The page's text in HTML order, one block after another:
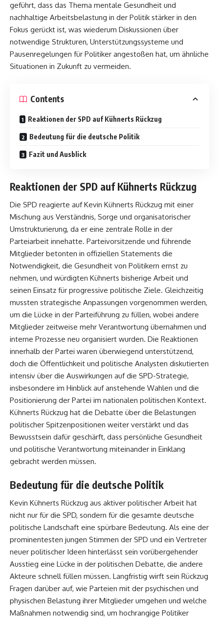
geführt, dass das Thema mentale Gesundheit und
nachhaltige Arbeitsbelastung in der Politik stärker in den
Fokus gerückt ist, was wiederum Diskussionen über
notwendige Strukturen, Unterstützungssysteme und
Pausenregelungen für Politiker angestoßen hat, um ähnliche
Situationen in Zukunft zu vermeiden.
Contents
Reaktionen der SPD auf Kühnerts Rückzug
Bedeutung für die deutsche Politik
Fazit und Ausblick
Reaktionen der SPD auf Kühnerts Rückzug
Die SPD reagierte auf Kevin Kühnerts Rückzug mit einer
Mischung aus Verständnis, Sorge und organisatorischer
Umstrukturierung, da er eine zentrale Rolle in der
Parteiarbeit innehatte. Parteivorsitzende und führende
Mitglieder betonten in offiziellen Statements die
Notwendigkeit, die Gesundheit von Politikern ernst zu
nehmen, und würdigten Kühnerts bisherige Arbeit und
seinen Einsatz für progressive politische Ziele. Gleichzeitig
mussten strategische Anpassungen vorgenommen werden,
um die Lücke in der Parteiführung zu füllen, wobei andere
Mitglieder zeitweise mehr Verantwortung übernahmen und
interne Prozesse neu organisiert wurden. Die Reaktionen
innerhalb der Partei waren überwiegend unterstützend,
doch die Öffentlichkeit und politische Analysten diskutierten
intensiv über die Auswirkungen auf die SPD-Strategie,
insbesondere im Hinblick auf anstehende Wahlen und die
Positionierung der Partei im nationalen politischen Kontext.
Kühnerts Rückzug hat die Debatte über die Belastungen
politischer Spitzenpositionen weiter verstärkt und das
Bewusstsein dafür geschärft, dass persönliche Gesundheit
und politische Verantwortung miteinander in Einklang
gebracht werden müssen.
Bedeutung für die deutsche Politik
Kevin Kühnerts Rückzug aus aktiver politischer Arbeit hat
nicht nur für die SPD, sondern für die gesamte deutsche
politische Landschaft eine spürbare Bedeutung. Als eine der
prominentesten jungen Stimmen der SPD und ein Vertreter
neuer politischer Ideen hinterlässt sein vorübergehender
Ausstieg eine Lücke in der politischen Debatte, die andere
Akteure schnell füllen müssen. Langfristig wirft sein Rückzug
Fragen darüber auf, wie Parteien mit der psychischen und
physischen Belastung ihrer Mitglieder umgehen und welche
Maßnahmen notwendig sind, um hochrangige Politiker